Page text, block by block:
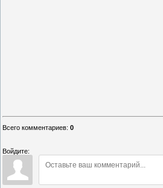
Всего комментариев: 0
Войдите: